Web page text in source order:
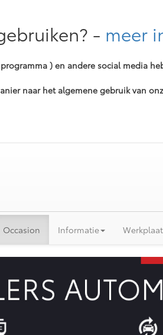
- meer
) en andere social media
naar het algemene gebruik van
Occasion Informatie